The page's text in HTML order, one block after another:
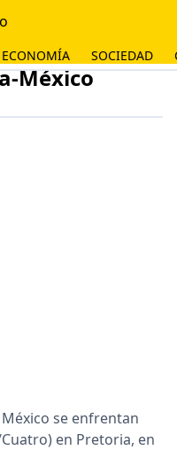
ECONOMÍA SOCIEDAD
México
se enfrentan
en Pretoria, en